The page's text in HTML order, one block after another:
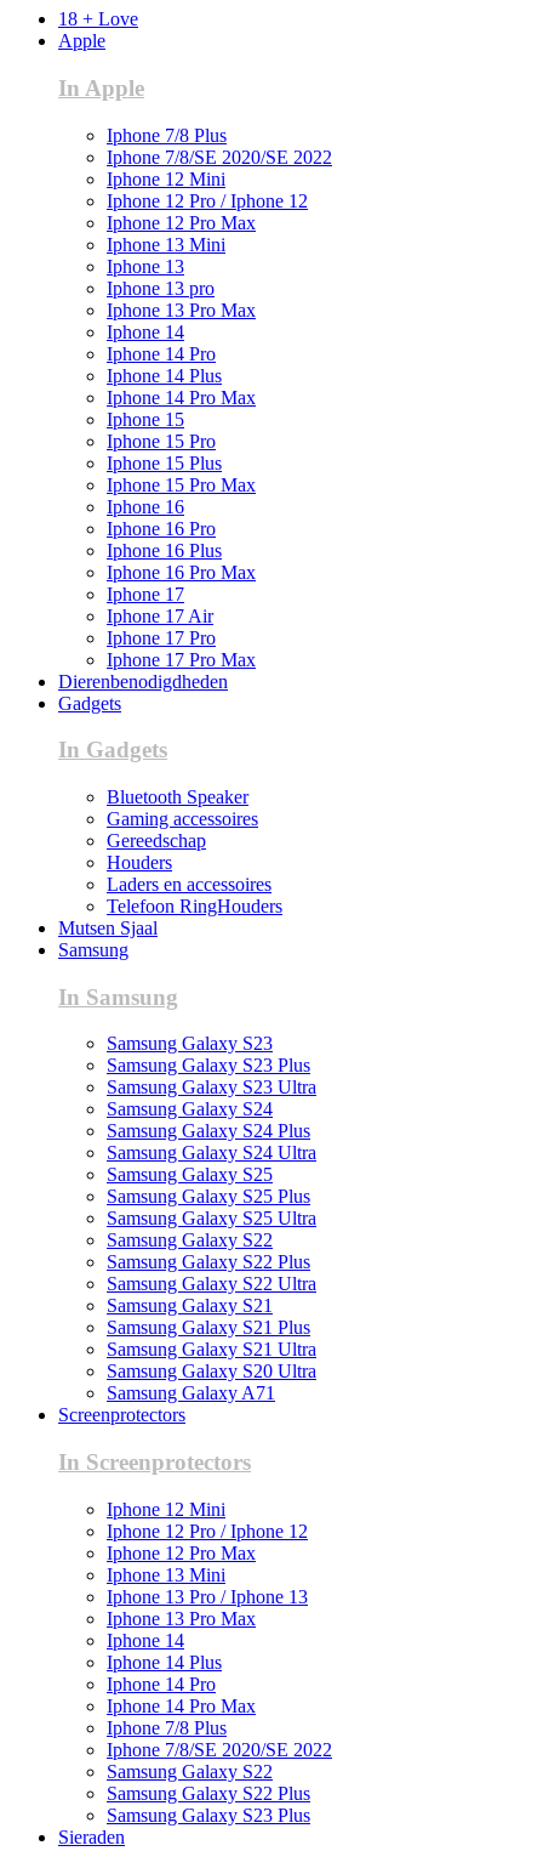
18 + Love
Apple
In Apple
Iphone 7/8 Plus
Iphone 7/8/SE 2020/SE 2022
Iphone 12 Mini
Iphone 12 Pro / Iphone 12
Iphone 12 Pro Max
Iphone 13 Mini
Iphone 13
Iphone 13 pro
Iphone 13 Pro Max
Iphone 14
Iphone 14 Pro
Iphone 14 Plus
Iphone 14 Pro Max
Iphone 15
Iphone 15 Pro
Iphone 15 Plus
Iphone 15 Pro Max
Iphone 16
Iphone 16 Pro
Iphone 16 Plus
Iphone 16 Pro Max
Iphone 17
Iphone 17 Air
Iphone 17 Pro
Iphone 17 Pro Max
Dierenbenodigdheden
Gadgets
In Gadgets
Bluetooth Speaker
Gaming accessoires
Gereedschap
Houders
Laders en accessoires
Telefoon RingHouders
Mutsen Sjaal
Samsung
In Samsung
Samsung Galaxy S23
Samsung Galaxy S23 Plus
Samsung Galaxy S23 Ultra
Samsung Galaxy S24
Samsung Galaxy S24 Plus
Samsung Galaxy S24 Ultra
Samsung Galaxy S25
Samsung Galaxy S25 Plus
Samsung Galaxy S25 Ultra
Samsung Galaxy S22
Samsung Galaxy S22 Plus
Samsung Galaxy S22 Ultra
Samsung Galaxy S21
Samsung Galaxy S21 Plus
Samsung Galaxy S21 Ultra
Samsung Galaxy S20 Ultra
Samsung Galaxy A71
Screenprotectors
In Screenprotectors
Iphone 12 Mini
Iphone 12 Pro / Iphone 12
Iphone 12 Pro Max
Iphone 13 Mini
Iphone 13 Pro / Iphone 13
Iphone 13 Pro Max
Iphone 14
Iphone 14 Plus
Iphone 14 Pro
Iphone 14 Pro Max
Iphone 7/8 Plus
Iphone 7/8/SE 2020/SE 2022
Samsung Galaxy S22
Samsung Galaxy S22 Plus
Samsung Galaxy S23 Plus
Sieraden